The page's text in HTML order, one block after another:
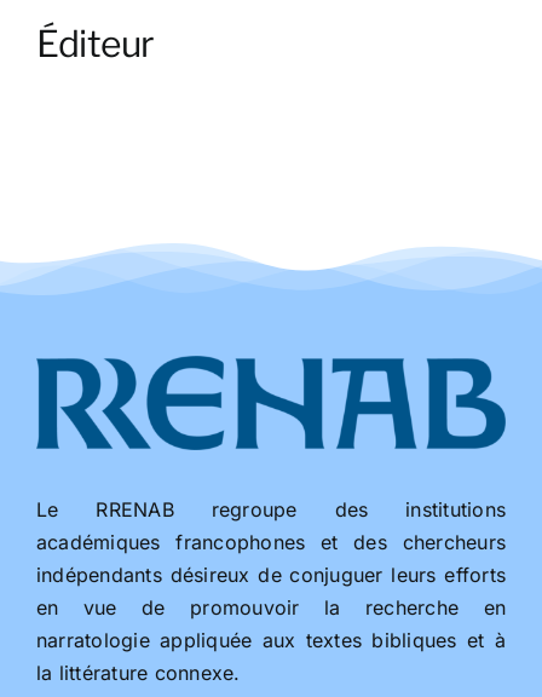
Éditeur
Le RRENAB regroupe des institutions
académiques francophones et des chercheurs
indépendants désireux de conjuguer leurs efforts
en vue de promouvoir la recherche en
narratologie appliquée aux textes bibliques et à
la littérature connexe.